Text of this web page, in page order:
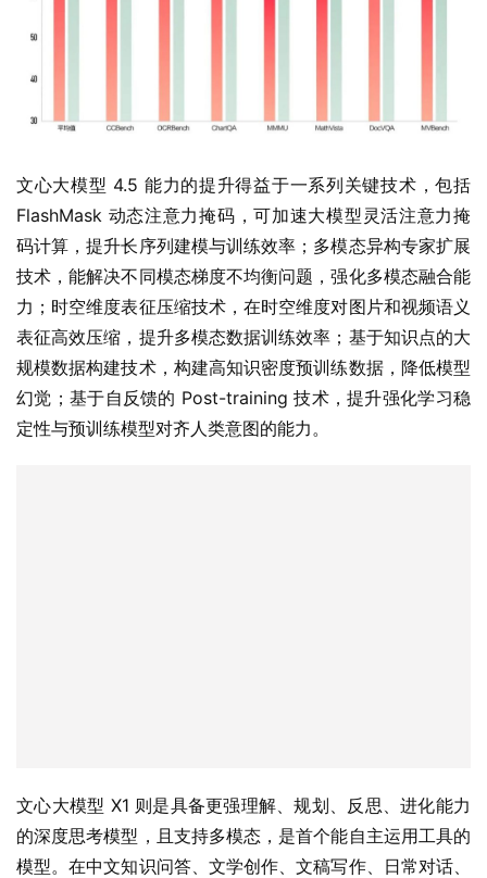
文心大模型 4.5 能力的提升得益于一系列关键技术，包括
FlashMask 动态注意力掩码，可加速大模型灵活注意力掩
码计算，提升长序列建模与训练效率；多模态异构专家扩展
技术，能解决不同模态梯度不均衡问题，强化多模态融合能
力；时空维度表征压缩技术，在时空维度对图片和视频语义
表征高效压缩，提升多模态数据训练效率；基于知识点的大
规模数据构建技术，构建高知识密度预训练数据，降低模型
幻觉；基于自反馈的 Post-training 技术，提升强化学习稳
定性与预训练模型对齐人类意图的能力。
文心大模型 X1 则是具备更强理解、规划、反思、进化能力
的深度思考模型，且支持多模态，是首个能自主运用工具的
模型。在中文知识问答、文学创作、文稿写作、日常对话、